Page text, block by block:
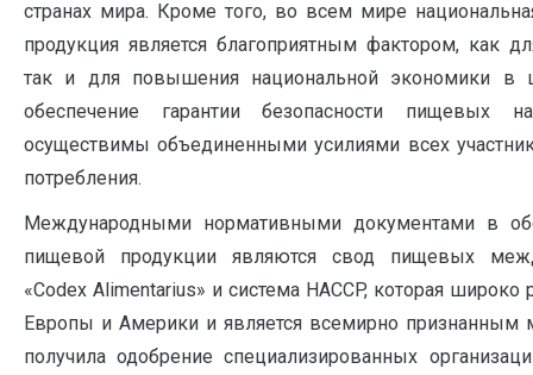
странах мира. Кроме того, во всем мире
продукция является благоприятным фактором, как
так и для повышения национальной экономики в
обеспечение гарантии безопасности пищевых
осуществимы объединенными усилиями всех
потребления.
Международными нормативными документами в
пищевой продукции являются свод пищевых
«Codex Alimentarius» и система HACCP, которая широко
Европы и Америки и является всемирно признанным
получила одобрение специализированных